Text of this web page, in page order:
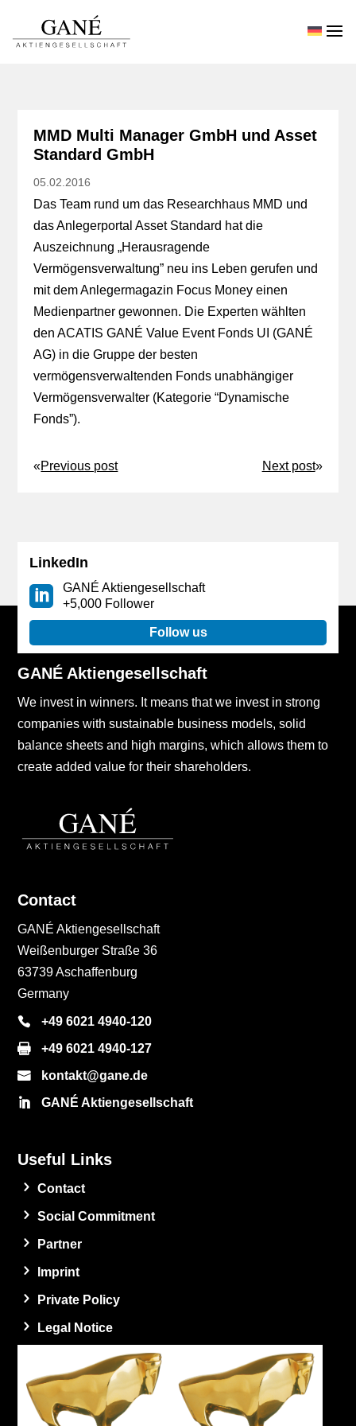
MMD Multi Manager GmbH und Asset
Standard GmbH
05.02.2016
Das Team rund um das Researchhaus MMD und
das Anlegerportal Asset Standard hat die
Auszeichnung „Herausragende
Vermögensverwaltung” neu ins Leben gerufen und
mit dem Anlegermagazin Focus Money einen
Medienpartner gewonnen. Die Experten wählten
den ACATIS GANÉ Value Event Fonds UI (GANÉ
AG) in die Gruppe der besten
vermögensverwaltenden Fonds unabhängiger
Vermögensverwalter (Kategorie “Dynamische
Fonds”).
«Previous post Next post»
LinkedIn
GANÉ Aktiengesellschaft
+5,000 Follower
Follow us
GANÉ Aktiengesellschaft
We invest in winners. It means that we invest in strong
companies with sustainable business models, solid
balance sheets and high margins, which allows them to
create added value for their shareholders.
Contact
GANÉ Aktiengesellschaft
Weißenburger Straße 36
63739 Aschaffenburg
Germany
+49 6021 4940-120
+49 6021 4940-127
kontakt@gane.de
GANÉ Aktiengesellschaft
Useful Links
Contact
Social Commitment
Partner
Imprint
Private Policy
Legal Notice